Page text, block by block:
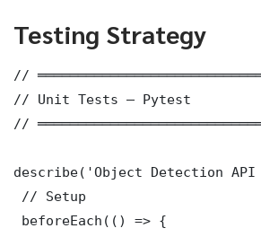
Testing Strategy
//
// Unit Tests — Pytest
//
describe('Object Detection
// Setup
beforeEach(() => {